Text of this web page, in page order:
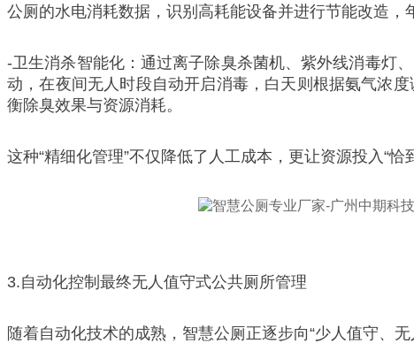
公厕的水电消耗数据，识别高耗能设备并进行节能改造，
-卫生消杀智能化：通过离子除臭杀菌机、紫外线消毒灯
动，在夜间无人时段自动开启消毒，白天则根据氨气浓
衡除臭效果与资源消耗。
这种“精细化管理”不仅降低了人工成本，更让资源投入“恰
3.自动化控制最终无人值守式公共厕所管理
随着自动化技术的成熟，智慧公厕正逐步向“少人值守、